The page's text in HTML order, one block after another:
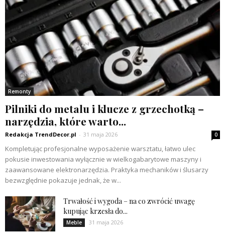
Remonty
Pilniki do metalu i klucze z grzechotką –
narzędzia, które warto...
Redakcja TrendDecor.pl - 31 maja 2026 0
Kompletując profesjonalne wyposażenie warsztatu, łatwo ulec
pokusie inwestowania wyłącznie w wielkogabarytowe maszyny i
zaawansowane elektronarzędzia. Praktyka mechaników i ślusarzy
bezwzględnie pokazuje jednak, że w...
Trwałość i wygoda – na co zwrócić uwagę
kupując krzesła do...
Meble 31 maja 2026